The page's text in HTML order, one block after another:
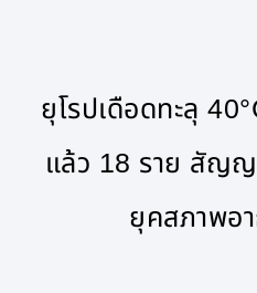
ยุโรปเดือดทะลุ
แล้ว 18 ราย สัญญ
ยุคสภาพอ